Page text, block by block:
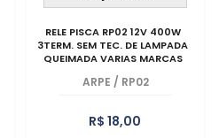
RELE PISCA RP02 12V 400W
3TERM. SEM TEC. DE LAMPADA
QUEIMADA VARIAS MARCAS
ARPE / RP02
R$ 18,00